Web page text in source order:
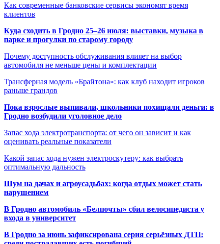
Как современные банковские сервисы экономят время
клиентов
Куда сходить в Гродно 25–26 июля: выставки, музыка в
парке и прогулки по старому городу
Почему доступность обслуживания влияет на выбор
автомобиля не меньше цены и комплектации
Трансферная модель «Брайтона»: как клуб находит игроков
раньше грандов
Пока взрослые выпивали, школьники похищали деньги: в
Гродно возбудили уголовное дело
Запас хода электротранспорта: от чего он зависит и как
оценивать реальные показатели
Какой запас хода нужен электроскутеру: как выбрать
оптимальную дальность
Шум на дачах и агроусадьбах: когда отдых может стать
нарушением
В Гродно автомобиль «Белпочты» сбил велосипедиста у
входа в университет
В Гродно за июнь зафиксирована серия серьёзных ДТП: